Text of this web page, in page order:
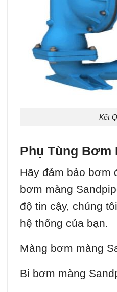
Kết
Phụ Tùng Bơm
Hãy đảm bảo bơm
bơm màng
độ tin cậy, chúng
hệ thống của bạn.
Màng bơm màng
Bi bơm màng